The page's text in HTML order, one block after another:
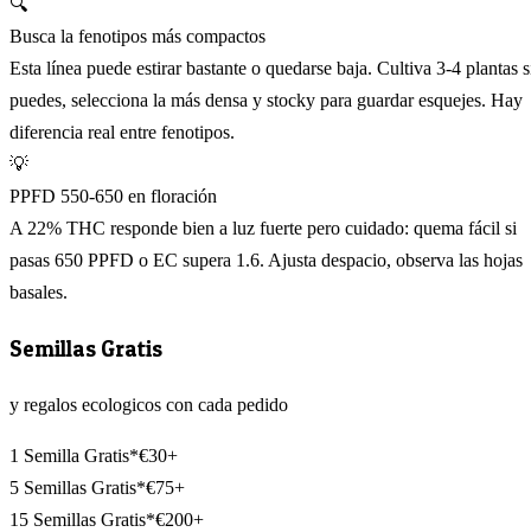
Busca la fenotipos más compactos
Esta línea puede estirar bastante o quedarse baja. Cultiva 3-4 plantas
puedes, selecciona la más densa y stocky para guardar esquejes. Hay
diferencia real entre fenotipos.
💡
PPFD 550-650 en floración
A 22% THC responde bien a luz fuerte pero cuidado: quema fácil si
pasas 650 PPFD o EC supera 1.6. Ajusta despacio, observa las hojas
basales.
Semillas Gratis
y regalos ecologicos con cada pedido
1 Semilla Gratis*€30+
5 Semillas Gratis*€75+
15 Semillas Gratis*€200+